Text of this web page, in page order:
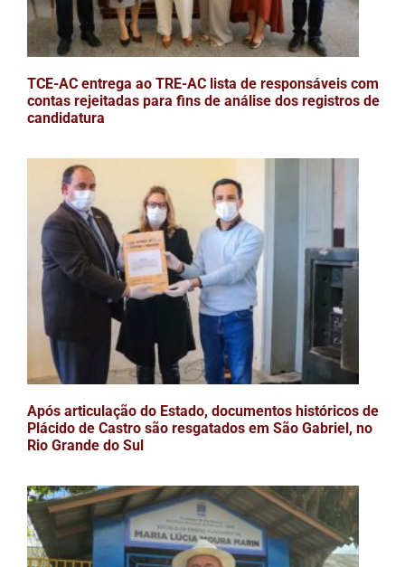
TCE-AC entrega ao TRE-AC lista de responsáveis com
contas rejeitadas para fins de análise dos registros de
candidatura
Após articulação do Estado, documentos históricos de
Plácido de Castro são resgatados em São Gabriel, no
Rio Grande do Sul